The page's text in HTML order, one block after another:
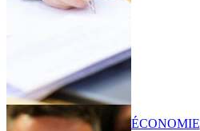
ÉCONOMIE